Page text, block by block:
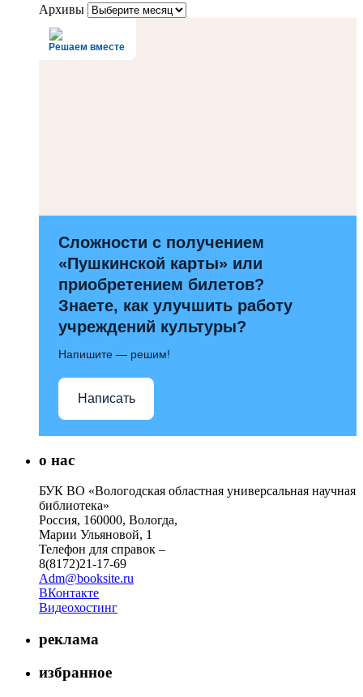
Архивы
Решаем вместе
Сложности с получением
«Пушкинской карты» или
приобретением билетов?
Знаете, как улучшить работу
учреждений культуры?
Напишите — решим!
Написать
о нас
БУК ВО «Вологодская областная универсальная научная
библиотека»
Россия, 160000, Вологда,
Марии Ульяновой, 1
Телефон для справок –
8(8172)21-17-69
Adm@booksite.ru
ВКонтакте
Видеохостинг
реклама
избранное